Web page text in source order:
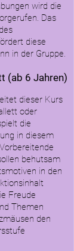
wird die
Das
diese
in der Gruppe.
(ab 6 Jahren)
dieser Kurs
oder
die
in diesem
behutsam
in den
Freude
Themen
den